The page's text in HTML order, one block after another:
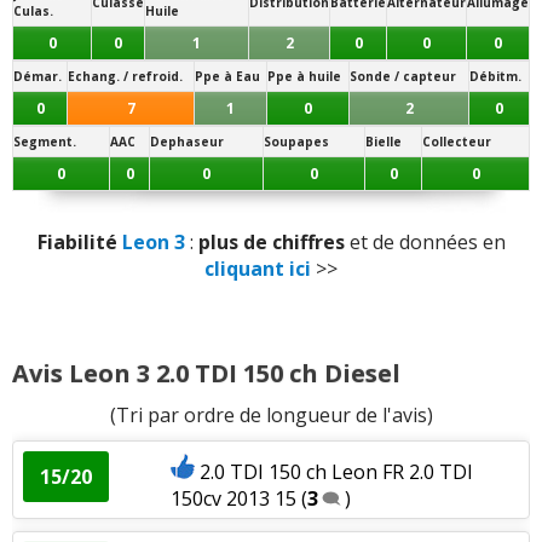
Qualité des assemblages:1aime
Présentation intérieure:2aiment
Luminosité:2aiment
Qualité son/autoradio:4aiment1n'aime pas
Modularité: 2aiment
Position de conduite:1aime
Volume de coffre:6aiment1n'aime pas
Volume du réservoir:1aime
Panne la plus signalée :
embrayage
Culas.
Huile
0 0 1 2 0 0 0
Démar. Echang. / refroid. Ppe à Eau Ppe à huile Sonde / capteur Débitm.
0 7 1 0 2 0
Segment. AAC Dephaseur Soupapes Bielle Collecteur
0 0 0 0 0 0
Fiabilité Leon 3: plus de chiffreset de données en
cliquant ici >>
Avis Leon 3 2.0 TDI 150 ch Diesel
(Tri par ordre de longueur de l'avis)
15/20
2.0 TDI 150 ch Leon FR 2.0 TDI
150cv 2013 15 (3 )